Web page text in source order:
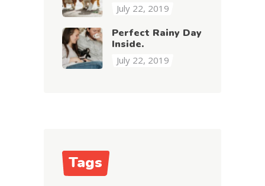
July 22, 2019
Perfect Rainy Day
Inside.
July 22, 2019
Tags